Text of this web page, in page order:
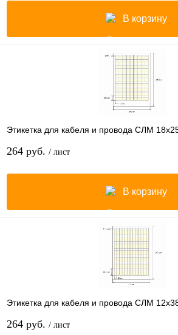
В корзину
Этикетка для кабеля и провода СЛМ
264 руб. / лист
В корзину
Этикетка для кабеля и провода СЛМ
264 руб. / лист